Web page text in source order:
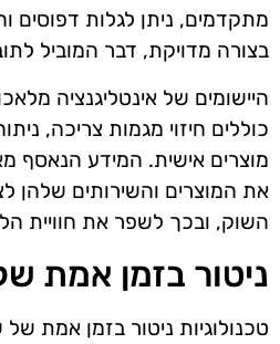
מתקדמים, ניתן לגלות דפוסים
בצורה מדויקת, דבר המוביל
היישומים של אינטליגנציה
כוללים חיזוי מגמות צריכה,
מוצרים אישית. המידע הנאסף
את המוצרים והשירותים שלהן
השוק, ובכך לשפר את חוויית
ניטור בזמן אמת
טכנולוגיות ניטור בזמן אמת